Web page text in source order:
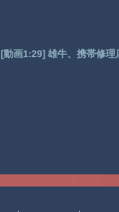
[動画1:29] 雄牛、携帯修理